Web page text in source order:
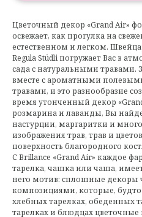
Цветочный декор «Grand Air»
освежает, как прогулка на
естественном и легком.
Regula Stüdli погружает Вас в
сада с натуральными травами.
вместе с ароматными
травами, и это разнообразие
время утонченный декор
розмарина и лаванды, Вы
настурции, маргаритки и
изображения трав, трав и
поверхность благородного
С Brillance «Grand Air» каждое
тарелка, чашка или чаша,
него мотив: сплошные декоры
композициями, которые,
хлебных тарелках, обеденных
тарелках и блюдцах